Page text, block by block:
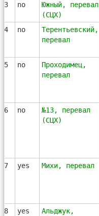
93 no
Южный, перевал
(СЦХ)
94 no
Терентьевский,
перевал
95 no
Проходимец,
перевал
96 no
№13, перевал
(СЦХ)
97 yes Михи, перевал
98 yes
Альджук,